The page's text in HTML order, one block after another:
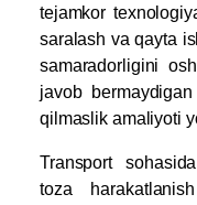
tejamkor
saralash va qayta
samaradorligini
javob
qilmaslik amaliyoti
Transport
toza